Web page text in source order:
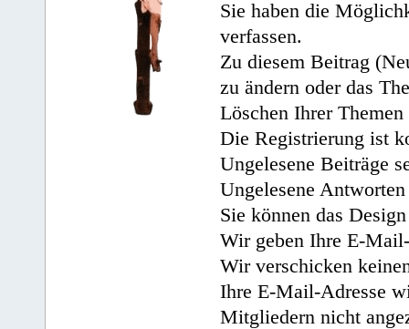
Sie haben die
verfassen.
Zu diesem Beitrag
zu ändern oder das
Löschen Ihrer
Die Registrierung ist
Ungelesene Beiträge
Ungelesene
Sie können das
Wir geben Ihre E-
Wir verschicken
Ihre E-Mail-Adresse
Mitgliedern nicht